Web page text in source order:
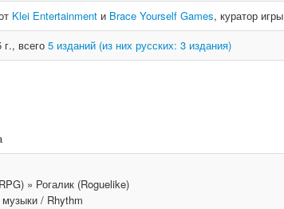
Klei Entertainment и Brace Yourself Games, куратор игры
всего 5 изданий (из них русских: 3 издания)
» Рогалик (Roguelike)
/ Rhythm